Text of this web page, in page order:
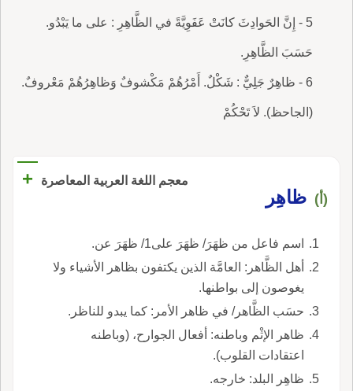
5 - إِنَّ الحَوادِثَ كانَتْ عَفَوِيَّةً في الظَّاهِرِ : على ما يَبْدُو.
حَسَبَ الظَّاهِرِ.
6 - ظاهِرٌ جَلِيٌّ : شَكْلٌ. أَمْرُهُمْ مَكْشوفٌ وَظاهِرُهُمْ مَعْروفٌ.
(الجاحظ). لاَ تَحْكُمْ
معجم اللغة العربية المعاصرة +
(أ) ظاهِر
اسم فاعل من ظهَرَ/ ظهَرَ على1/ ظهَرَ عن.
أهل الظَّاهر: العامَّة الذين يكتفون بظاهر الأشياء ولا
يغوصون إلى بواطنها.
حسَب الظَّاهر/ في ظاهر الأمر: كما يبدو للناظر.
ظاهر الإثْم وباطنه: أفعال الجوارح، (وباطنه
اعتقادات القلوب).
ظاهِر البلد: خارجه.